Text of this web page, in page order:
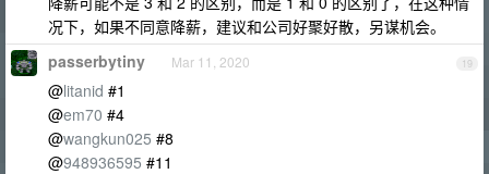
况下，如果不同意降薪，建议和公司好聚好散，另谋机会。
19
passerbytiny Mar 11, 2020
@litanid #1
@em70 #4
@wangkun025 #8
@948936595 #11